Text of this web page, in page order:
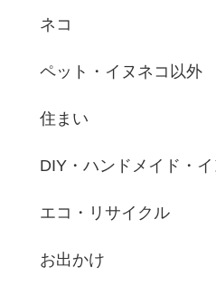
ネコ
ペット・イヌネコ以外
住まい
DIY・ハンドメイド・
エコ・リサイクル
お出かけ